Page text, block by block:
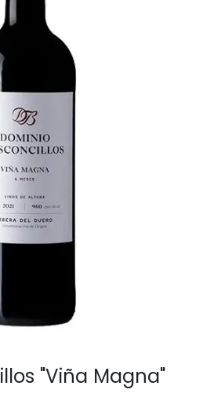
"Viña Magna"